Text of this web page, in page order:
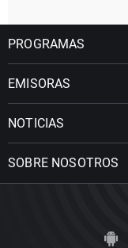
PROGRAMAS
EMISORAS
NOTICIAS
SOBRE NOSOTROS